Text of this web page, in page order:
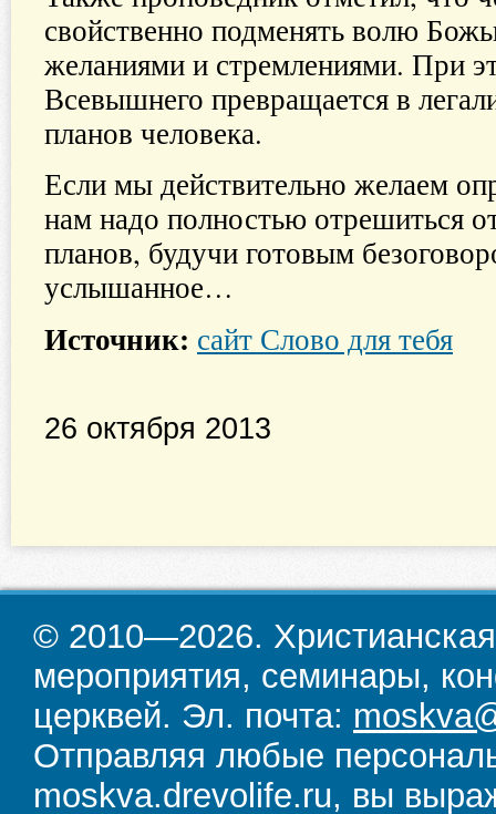
свойственно подменять волю
желаниями и стремлениями. При
Всевышнего превращается в
планов человека.
Если мы действительно желаем
нам надо полностью отрешиться
планов, будучи готовым
услышанное…
Источник: сайт Слово для тебя
26 октября 2013
© 2010—2026.
мероприятия, семинары,
церквей. Эл. почта:
Отправляя любые
moskva.drevolife.ru, вы